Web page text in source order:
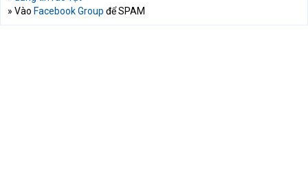
» Vào Facebook Group để SPAM